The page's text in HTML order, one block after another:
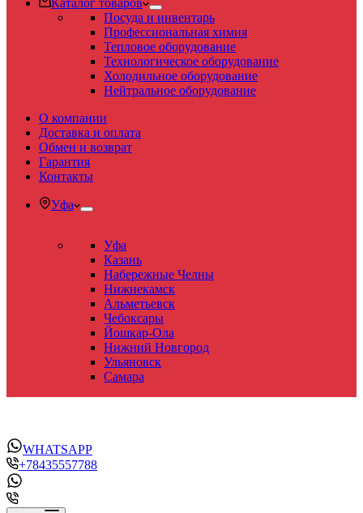
Каталог товаров
Посуда и инвентарь
Профессиональная химия
Тепловое оборудование
Технологическое оборудование
Холодильное оборудование
Нейтральное оборудование
О компании
Доставка и оплата
Обмен и возврат
Гарантия
Контакты
Уфа
Уфа
Казань
Набережные Челны
Нижнекамск
Альметьевск
Чебоксары
Йошкар-Ола
Нижний Новгород
Ульяновск
Самара
WHATSAPP
+78435557788